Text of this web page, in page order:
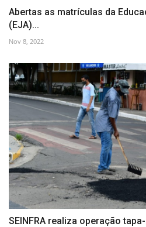
Abertas as matrículas da
(EJA)...
Nov 8, 2022
SEINFRA realiza operação